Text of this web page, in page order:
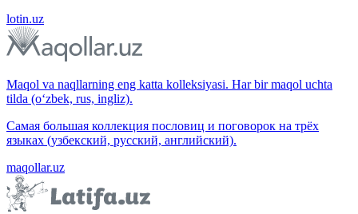
lotin.uz
Maqol va naqllarning eng katta kolleksiyasi. Har bir maqol uchta
tilda (o‘zbek, rus, ingliz).
Самая большая коллекция пословиц и поговорок на трёх
языках (узбекский, русский, английский).
maqollar.uz